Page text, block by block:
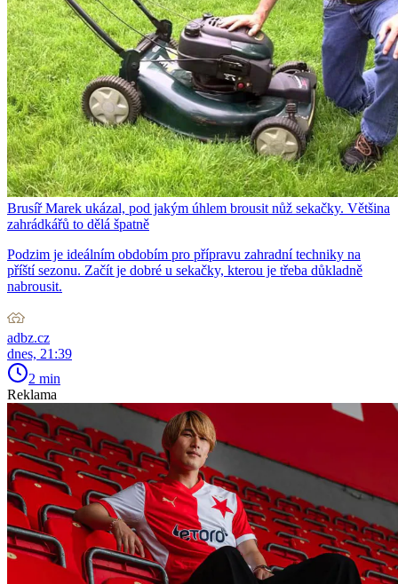
Brusíř Marek ukázal, pod jakým úhlem brousit nůž sekačky. Většina
zahrádkářů to dělá špatně
Podzim je ideálním obdobím pro přípravu zahradní techniky na
příští sezonu. Začít je dobré u sekačky, kterou je třeba důkladně
nabrousit.
adbz.cz
dnes, 21:39
2 min
Reklama